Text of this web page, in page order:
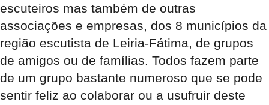
escuteiros mas também de outras
associações e empresas, dos 8 municípios da
região escutista de Leiria-Fátima, de grupos
de amigos ou de famílias. Todos fazem parte
de um grupo bastante numeroso que se pode
sentir feliz ao colaborar ou a usufruir deste